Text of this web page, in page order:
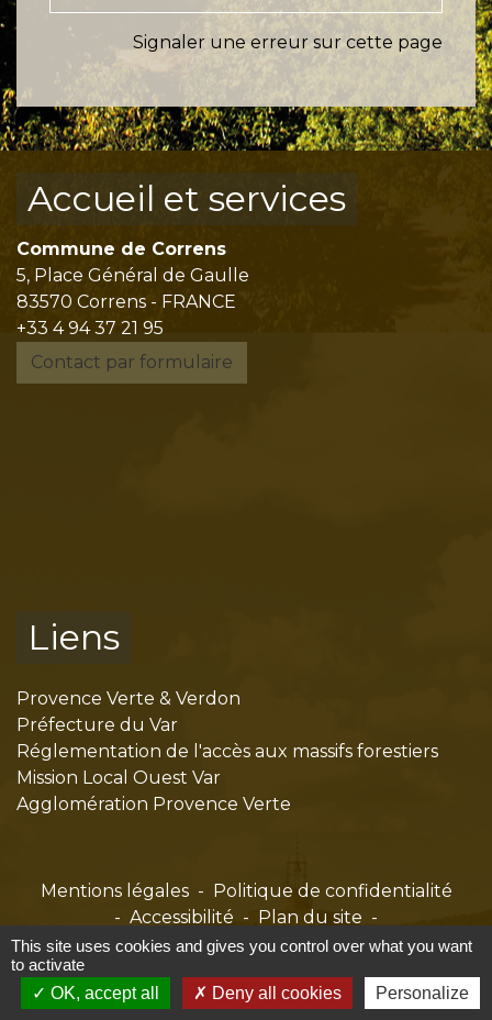
Signaler une erreur sur cette page
Accueil et services
Commune de Correns
5, Place Général de Gaulle
83570 Correns - FRANCE
+33 4 94 37 21 95
Contact par formulaire
Liens
Provence Verte & Verdon
Préfecture du Var
Réglementation de l'accès aux massifs forestiers
Mission Local Ouest Var
Agglomération Provence Verte
Mentions légales -
Politique de confidentialité
- Accessibilité - Plan du site -
Gestion des cookies
Site créé en partenariat avec Réseau des Communes
This site uses cookies and gives you control over what you want
to activate
OK, accept all
Deny all cookies Personalize